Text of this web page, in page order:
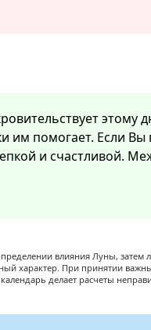
этому
им помогает. Если Вы
и счастливой.
влияния Луны,
характер. При принятии
делает расчеты